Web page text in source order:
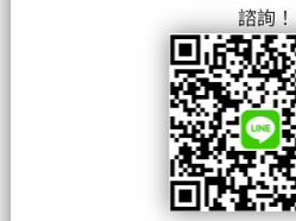
諮詢！